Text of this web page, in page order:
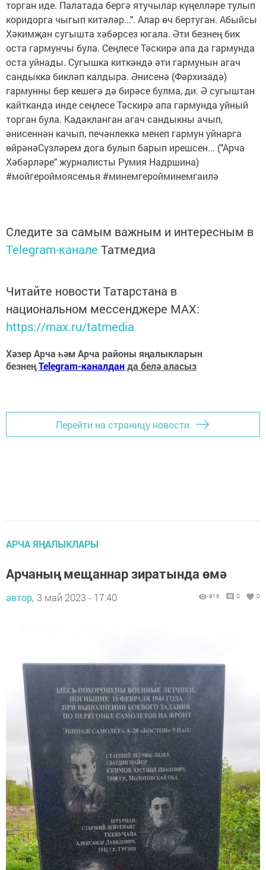
торган иде. Палатада бергә ятучылар күңелләре тулып
коридорга чыгып китәләр...". Алар өч бертуган. Абыйсы
Хәкимҗан сугышта хәбәрсез югала. Әти безнең бик
оста гармунчы була. Сеңлесе Тәскирә апа да гармунда
оста уйнады. Сугышка киткәндә әти гармунын агач
сандыкка бикләп калдыра. Әнисенә (Фәрхизадә)
гармунны бер кешегә дә бирәсе булма, ди. Ә сугыштан
кайтканда инде сеңлесе Тәскирә апа гармунда уйный
торган була. Кадакланган агач сандыкны ачып,
әнисеннән качып, печәнлеккә менеп гармун уйнарга
өйрәнәСүзләрем дога булып барып ирешсен... ("Арча
Хәбәрләре" журналисты Румия Надршина)
#мойгероймоясемья #минемгеройминемгаилә
Следите за самым важным и интересным в
Telegram-канале Татмедиа
Читайте новости Татарстана в
национальном мессенджере MАХ:
https://max.ru/tatmedia
Хәзер Арча һәм Арча районы яңалыкларын
безнеңTelegram-каналданда белә аласыз
Перейти на страницу новости
АРЧА ЯҢАЛЫКЛАРЫ
Арчаның мещаннар зиратында өмә
автор, 3 май 2023 - 17:40 916 0 0